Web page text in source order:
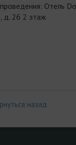
Отель
д. 26 2 этаж
назад